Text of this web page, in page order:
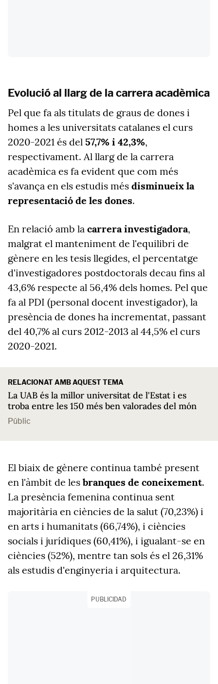
Evolució al llarg de la carrera acadèmica
Pel que fa als titulats de graus de dones i
homes a les universitats catalanes el curs
2020-2021 és del 57,7% i 42,3%,
respectivament. Al llarg de la carrera
acadèmica es fa evident que com més
s'avança en els estudis més disminueix la
representació de les dones.
En relació amb la carrera investigadora,
malgrat el manteniment de l'equilibri de
gènere en les tesis llegides, el percentatge
d'investigadores postdoctorals decau fins al
43,6% respecte al 56,4% dels homes. Pel que
fa al PDI (personal docent investigador), la
presència de dones ha incrementat, passant
del 40,7% al curs 2012-2013 al 44,5% el curs
2020-2021.
RELACIONAT AMB AQUEST TEMA
La UAB és la millor universitat de l'Estat i es
troba entre les 150 més ben valorades del món
Públic
El biaix de gènere continua també present
en l'àmbit de les branques de coneixement.
La presència femenina continua sent
majoritària en ciències de la salut (70,23%) i
en arts i humanitats (66,74%), i ciències
socials i jurídiques (60,41%), i igualant-se en
ciències (52%), mentre tan sols és el 26,31%
als estudis d'enginyeria i arquitectura.
PUBLICIDAD